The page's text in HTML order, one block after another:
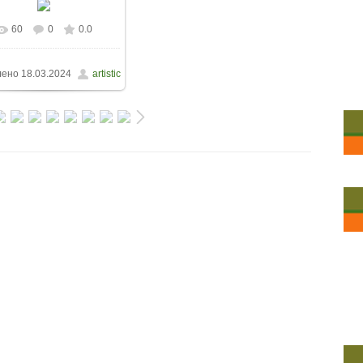
60 0 0.0
18.03.2024 artistic